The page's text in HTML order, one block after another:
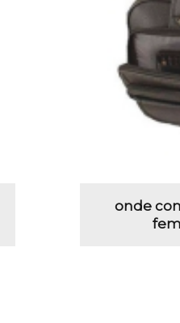
onde